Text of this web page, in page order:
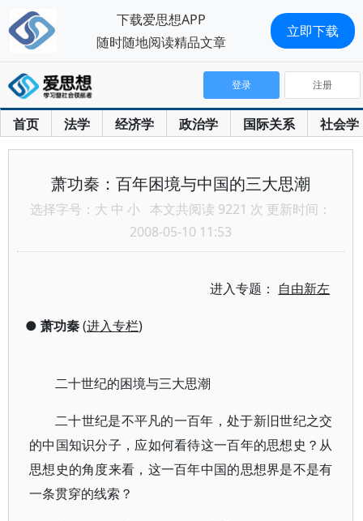
首页 法学 经济学 政治学 国际关系 社会学
登录 注册
萧功秦：百年困境与中国的三大思潮
选择字号： 大 中 小 本文共阅读 9221 次 更新时间：
2008-05-10 11:53
进入专题： 自由新左
● 萧功秦(进入专栏)
二十世纪的困境与三大思潮
二十世纪是不平凡的一百年，处于新旧世纪之交
的中国知识分子，应如何看待这一百年的思想史？从
思想史的角度来看，这一百年中国的思想界是不是有
一条贯穿的线索？
下载爱思想APP
随时随地阅读精品文章
立即下载